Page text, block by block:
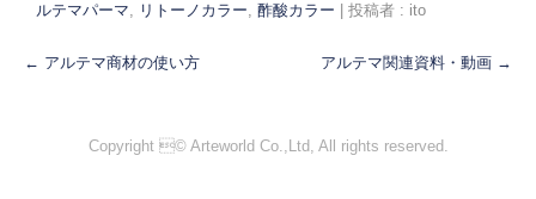
ルテマパーマ, リトーノカラー, 酢酸カラー 投稿者 : ito
← アルテマ商材の使い方 アルテマ関連資料・動画 →
Copyright © Arteworld Co.,Ltd, All rights reserved.